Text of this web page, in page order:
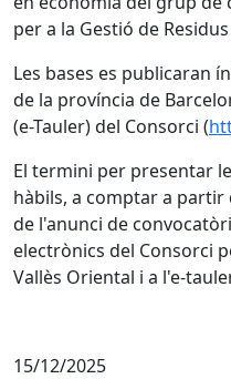
per a la Gestió de
Les bases es publicaran
de la província de
(e-Tauler) del Consorci (
El termini per presentar
hàbils, a comptar a partir
de l'anunci de
electrònics del Consorci
Vallès Oriental i a l'e-
15/12/2025